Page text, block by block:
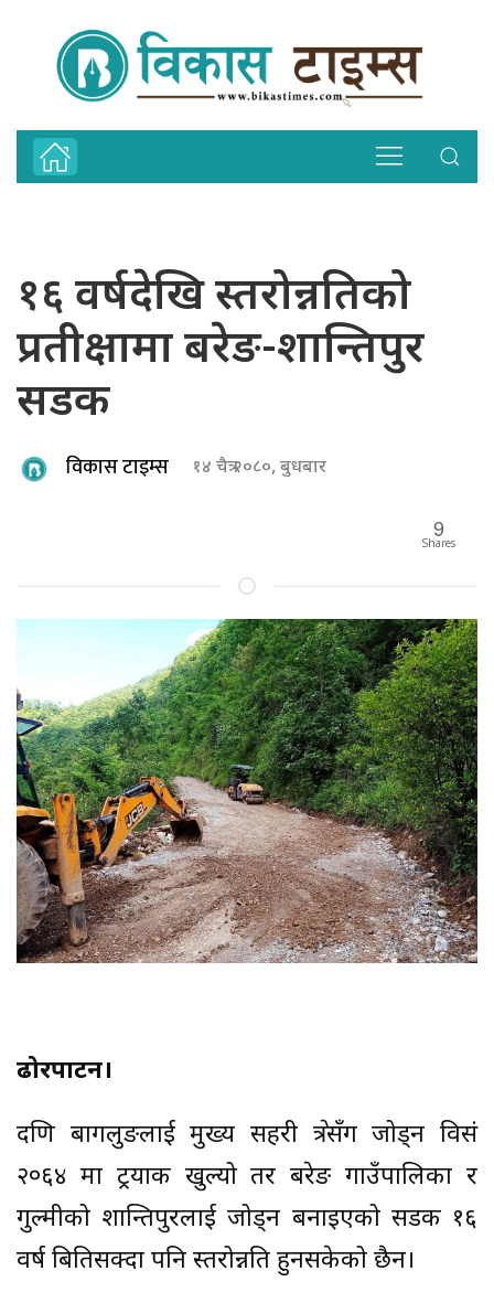
१६ वर्षदेखि स्तरोन्नतिको
प्रतीक्षामा बरेङ-शान्तिपुर
सडक
विकास टाइम्स १४ चैत्र २०८०, बुधबार
9
Shares
ढोरपाटन।
दक्षिण बागलुङलाई मुख्य सहरी क्षेत्रसँग जोड्न विसं
२०६४ मा ट्रयाक खुल्यो तर बरेङ गाउँपालिका र
गुल्मीको शान्तिपुरलाई जोड्न बनाइएको सडक १६
वर्ष बितिसक्दा पनि स्तरोन्नति हुनसकेको छैन।